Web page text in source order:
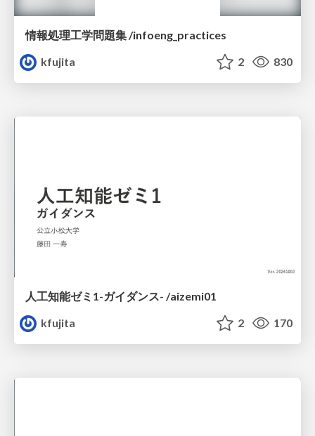
情報処理工学問題集 /infoeng_practices
kfujita
2 830
人工知能ゼミ1-ガイダンス- /aizemi01
kfujita
2 170